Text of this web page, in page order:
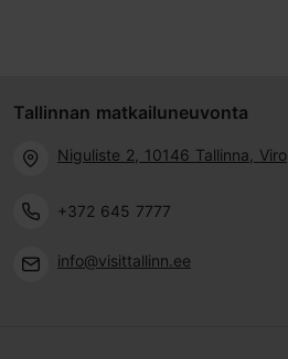
Tallinnan matkailuneuvonta
Niguliste 2, 10146 Tallinna, Viro
+372 645 7777
info@visittallinn.ee